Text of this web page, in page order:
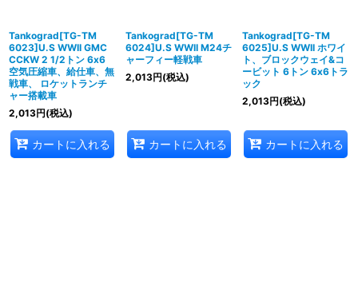
Tankograd[TG-TM
6023]U.S WWII GMC
CCKW 2 1/2トン 6x6
空気圧縮車、給仕車、無
戦車、 ロケットランチ
ャー搭載車
2,013円(税込)
カートに入れる
Tankograd[TG-TM
6024]U.S WWII M24チ
ャーフィー軽戦車
2,013円(税込)
カートに入れる
Tankograd[TG-TM
6025]U.S WWII ホワイ
ト、ブロックウェイ&コ
ービット 6トン 6x6トラ
ック
2,013円(税込)
カートに入れる